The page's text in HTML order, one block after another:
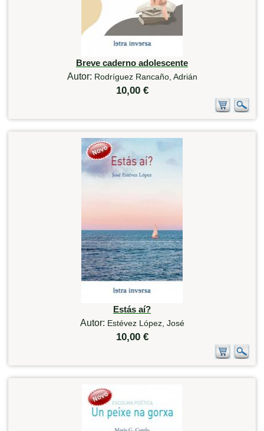
Breve caderno adolescente
Autor: Rodríguez Rancaño, Adrián
10,00 €
Estás aí?
Autor: Estévez López, José
10,00 €